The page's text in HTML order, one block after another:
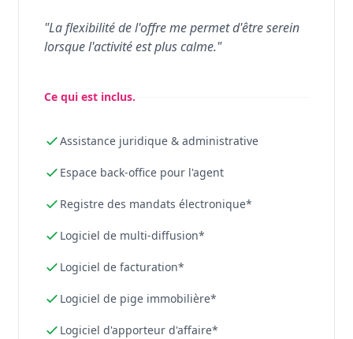
"La flexibilité de l'offre me permet d'être serein
lorsque l'activité est plus calme."
Ce qui est inclus.
Assistance juridique & administrative
Espace back-office pour l'agent
Registre des mandats électronique*
Logiciel de multi-diffusion*
Logiciel de facturation*
Logiciel de pige immobilière*
Logiciel d'apporteur d'affaire*